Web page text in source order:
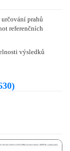
prahů
referenčních
výsledků